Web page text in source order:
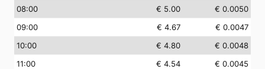
08:00 € 5.00
€ 0.0050
09:00 € 4.67
€ 0.0047
10:00 € 4.80
€ 0.0048
11:00 € 4.54
€ 0.0045